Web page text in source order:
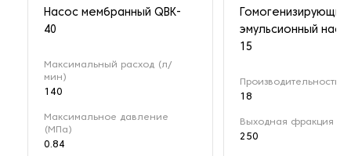
Насос мембранный QBK-
40
Максимальный расход (л/
мин)
140
Максимальное давление
(МПа)
0.84
Гомогенизирующий
эмульсионный
15
Производительность
18
Выходная фракция
250